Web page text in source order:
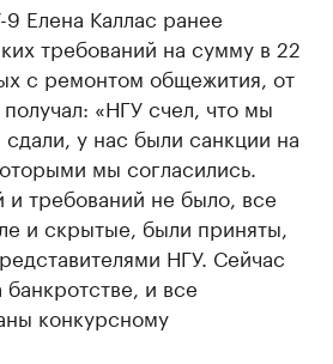
Елена Каллас ранее
требований на сумму в 22
с ремонтом общежития, от
«НГУ счел, что мы
у нас были санкции на
мы согласились.
и требований не было, все
и скрытые, были приняты,
НГУ. Сейчас
и все
конкурсному